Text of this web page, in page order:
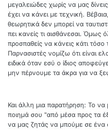
μεγαλειώδες χωρίς να μας
έχει να κάνει με τεχνική.
θεωρητικά δεν μπορεί να
πει κανείς τι αισθάνεσαι.
προσπαθείς να κάνεις κάτι
Παρνασιστές νομίζω ότι είναι
ειδικά όταν εσύ ο ίδιος
μην πέρνουμε τα άκρα για να
Και άλλη μια παρατήρηση: Το
ποιημά σου "από μέσα προς τα
να μας ζητάς να μπούμε σε ένα